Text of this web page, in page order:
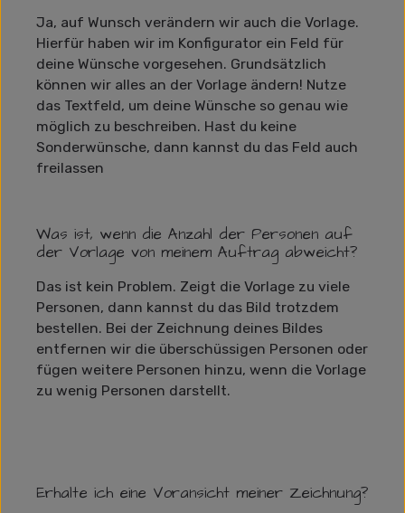
Ja, auf Wunsch verändern wir auch die Vorlage.
Hierfür haben wir im Konfigurator ein Feld für
deine Wünsche vorgesehen. Grundsätzlich
können wir alles an der Vorlage ändern! Nutze
das Textfeld, um deine Wünsche so genau wie
möglich zu beschreiben. Hast du keine
Sonderwünsche, dann kannst du das Feld auch
freilassen
Was ist, wenn die Anzahl der Personen auf
der Vorlage von meinem Auftrag abweicht?
Das ist kein Problem. Zeigt die Vorlage zu viele
Personen, dann kannst du das Bild trotzdem
bestellen. Bei der Zeichnung deines Bildes
entfernen wir die überschüssigen Personen oder
fügen weitere Personen hinzu, wenn die Vorlage
zu wenig Personen darstellt.
Erhalte ich eine Voransicht meiner Zeichnung?